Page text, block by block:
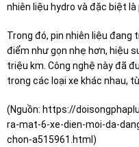
nhiên liệu hydro và đặc biệt là
Trong đó, pin nhiên liệu đang
điểm như gọn nhẹ hơn, hiệu
triệu km. Công nghệ này đã
trong các loại xe khác nhau,
(Nguồn: https://
ra-mat-6-xe-dien-moi-da-
chon-a515961.html)